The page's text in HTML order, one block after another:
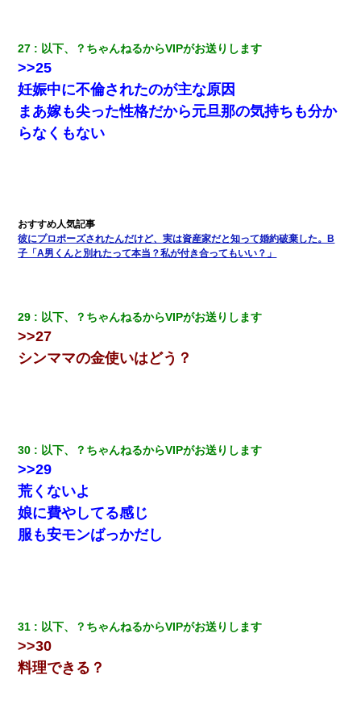
27 以下、？ちゃんねるからVIPがお送りします
>>25
妊娠中に不倫されたのが主な原因
まあ嫁も尖った性格だから元旦那の気持ちも分か
らなくもない
彼にプロポーズされたんだけど、実は資産家だと知って婚約破棄した。B
子「A男くんと別れたって本当？私が付き合ってもいい？」
29 以下、？ちゃんねるからVIPがお送りします
>>27
シンママの金使いはどう？
30 以下、？ちゃんねるからVIPがお送りします
>>29
荒くないよ
娘に費やしてる感じ
服も安モンばっかだし
31 以下、？ちゃんねるからVIPがお送りします
>>30
料理できる？